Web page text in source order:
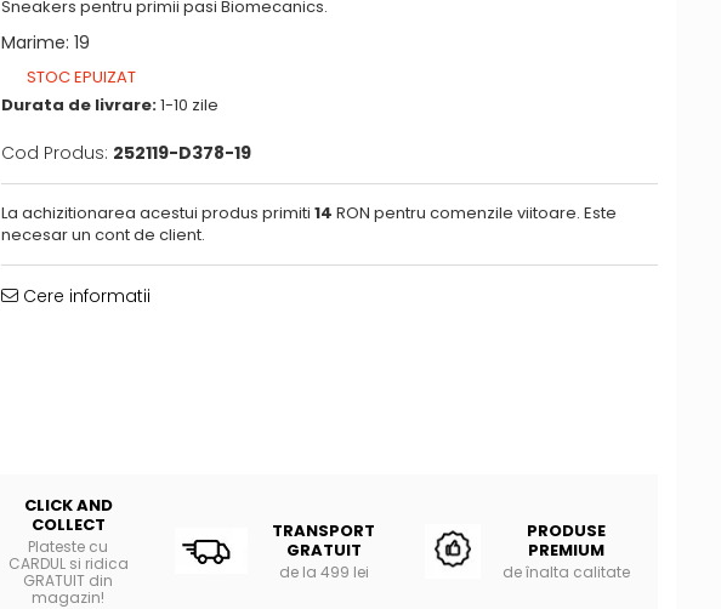
Sneakers pentru primii pasi Biomecanics.
Marime: 19
STOC EPUIZAT
Durata de livrare:1-10 zile
Cod Produs: 252119-D378-19
La achizitionarea acestui produs primiti 14 RON pentru comenzile viitoare. Este
necesar un cont de client.
Cere informatii
CLICK AND
COLLECT
Plateste cu
CARDUL si ridica
GRATUIT din
magazin!
TRANSPORT
GRATUIT
de la 499 lei
PRODUSE
PREMIUM
de înalta calitate